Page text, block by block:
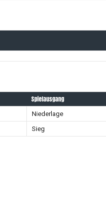
Spielausgang
Niederlage
Sieg